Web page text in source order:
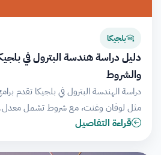
بلجيكا
والشروط
دراسة الهندسة البترول في بلجيكا تقدم
مثل لوفان وغنت، مع شروط تشمل
قراءة التفاصيل